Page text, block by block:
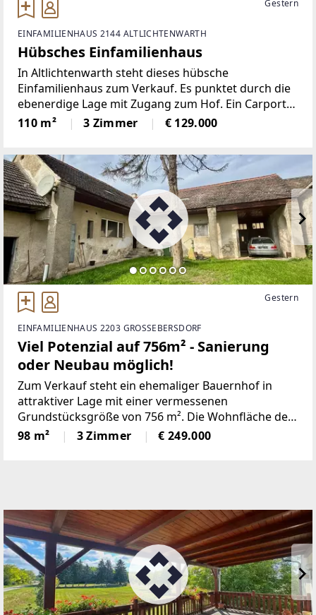
Gestern
EINFAMILIENHAUS 2144 ALTLICHTENWARTH
Hübsches Einfamilienhaus
In Altlichtenwarth steht dieses hübsche
Einfamilienhaus zum Verkauf. Es punktet durch die
ebenerdige Lage mit Zugang zum Hof. Ein Carport
rundet das Angebot ab.Das Haus bietet folgende
Raumaufteilung: VorraumKüche mit gemütlicher
110 m² 3 Zimmer € 129.000
Gestern
EINFAMILIENHAUS 2203 GROSSEBERSDORF
Viel Potenzial auf 756m² - Sanierung
oder Neubau möglich!
Zum Verkauf steht ein ehemaliger Bauernhof in
attraktiver Lage mit einer vermessenen
Grundstücksgröße von 756 m². Die Wohnfläche des
Wohnhauses beträgt rund 98,76 m².Das Haus
wurde bisher mit einem Festbrennstoffofen beheizt
98 m² 3 Zimmer € 249.000